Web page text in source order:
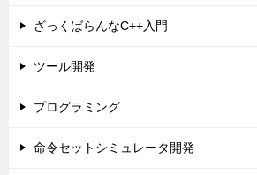
ざっくばらんなC++入門
ツール開発
プログラミング
命令セットシミュレータ開発